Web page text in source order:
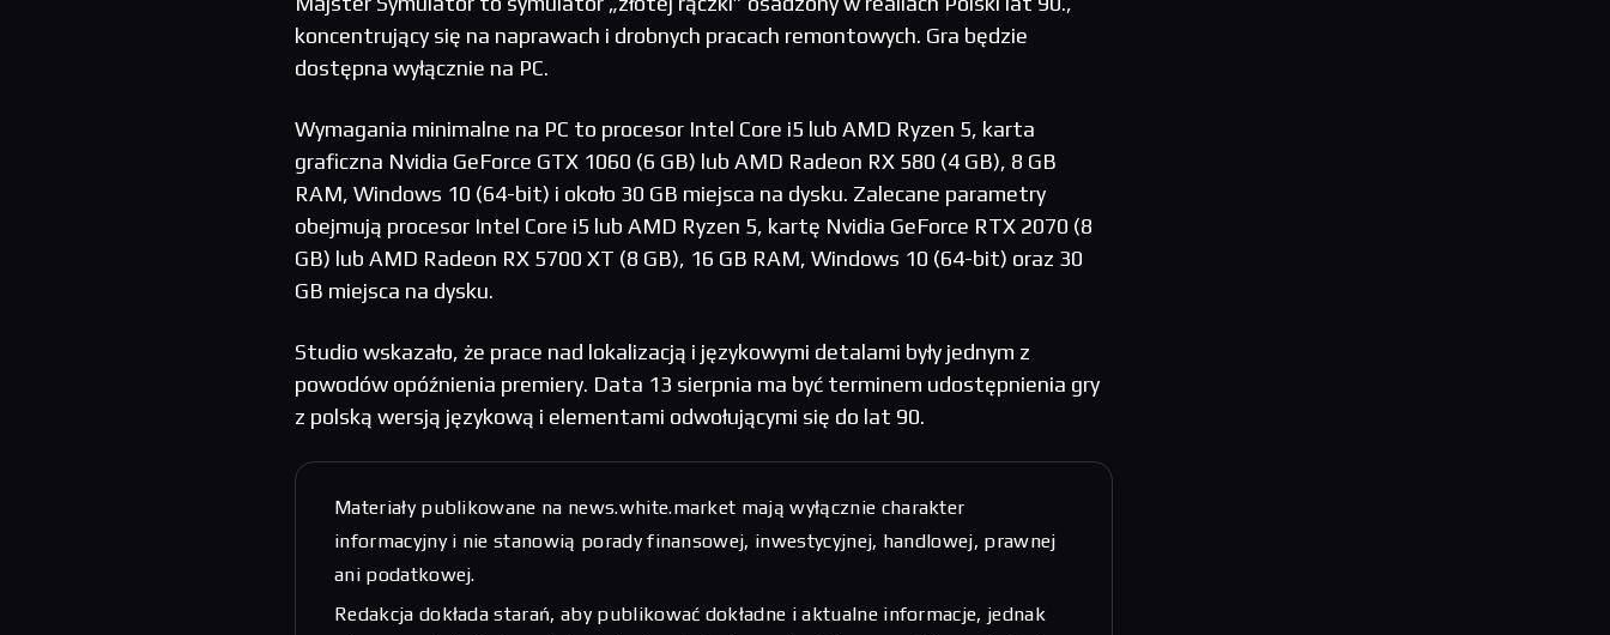
koncentrujący się na naprawach i drobnych pracach remontowych. Gra będzie
dostępna wyłącznie na PC.
Wymagania minimalne na PC to procesor Intel Core i5 lub AMD Ryzen 5, karta
graficzna Nvidia GeForce GTX 1060 (6 GB) lub AMD Radeon RX 580 (4 GB), 8 GB
RAM, Windows 10 (64-bit) i około 30 GB miejsca na dysku. Zalecane parametry
obejmują procesor Intel Core i5 lub AMD Ryzen 5, kartę Nvidia GeForce RTX 2070 (8
GB) lub AMD Radeon RX 5700 XT (8 GB), 16 GB RAM, Windows 10 (64-bit) oraz 30
GB miejsca na dysku.
Studio wskazało, że prace nad lokalizacją i językowymi detalami były jednym z
powodów opóźnienia premiery. Data 13 sierpnia ma być terminem udostępnienia gry
z polską wersją językową i elementami odwołującymi się do lat 90.
Materiały publikowane na news.white.market mają wyłącznie charakter
informacyjny i nie stanowią porady finansowej, inwestycyjnej, handlowej, prawnej
ani podatkowej.
Redakcja dokłada starań, aby publikować dokładne i aktualne informacje, jednak